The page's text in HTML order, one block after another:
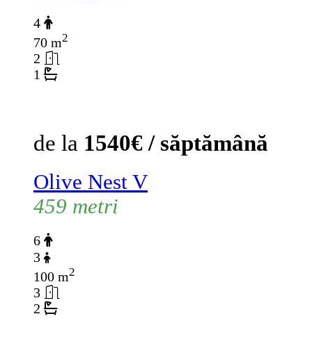
4
70 m2
2
1
de la 1540€ / săptămână
Olive Nest V
459 metri
6
3
100 m2
3
2